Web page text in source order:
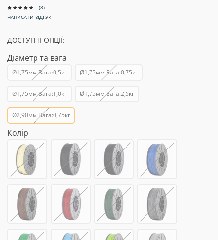
(8)
НАПИСАТИ ВІДГУК
ДОСТУПНІ ОПЦІЇ:
Діаметр та вага
Ø1,75мм Вага:0,5кг Ø1,75мм Вага:0,75кг
Ø1,75мм Вага:1,0кг Ø1,75мм Вага:2,5кг
Ø2,90мм Вага:0,75кг
Колір